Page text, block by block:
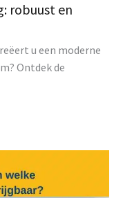
robuust en
u een moderne
Ontdek de